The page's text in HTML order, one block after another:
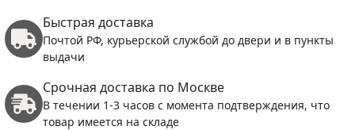
Быстрая доставка
Почтой РФ, курьерской службой до двери и в пункты
выдачи
Срочная доставка по Москве
В течении 1-3 часов с момента подтверждения, что
товар имеется на складе